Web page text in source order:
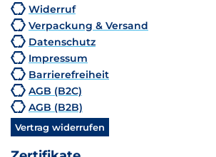
Widerruf
Verpackung & Versand
Datenschutz
Impressum
Barrierefreiheit
AGB (B2C)
AGB (B2B)
Vertrag widerrufen